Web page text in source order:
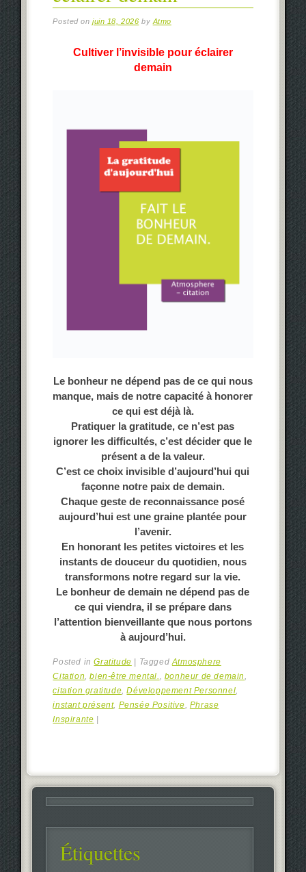
Posted onjuin 18, 2026 byAtmo
Cultiverl’invisible pour éclairer
demain
Le bonheur ne dépend pas de ce qui nous
manque, mais de notre capacité à honorer
ce qui est déjà là.
Pratiquer la gratitude, ce n’est pas
ignorer les difficultés, c’est décider que le
présent a de la valeur.
C’est ce choix invisible d’aujourd’hui qui
façonne notre paix de demain.
Chaque geste de reconnaissance posé
aujourd’hui est une graine plantée pour
l’avenir.
En honorant les petites victoires et les
instants de douceur du quotidien, nous
transformons notre regard sur la vie.
Le bonheur de demain ne dépend pas de
ce qui viendra, il se prépare dans
l’attention bienveillante que nous portons
à aujourd’hui.
Posted inGratitude | Tagged Atmosphere
Citation ,bien-être mental. bonheur de demain
citation gratitude ,Développement Personnel
instant présent, Pensée Positive Phrase
Inspirante |
Étiquettes